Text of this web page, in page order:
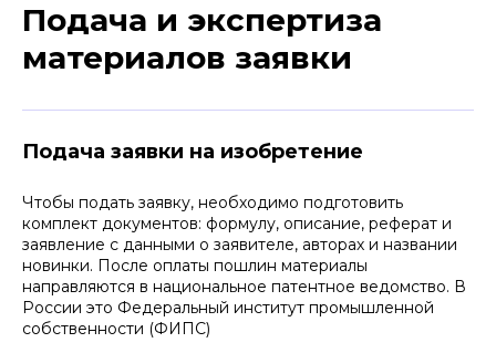
Подача и экспертиза
материалов заявки
Подача заявки на изобретение
Чтобы подать заявку, необходимо подготовить
комплект документов: формулу, описание, реферат и
заявление с данными о заявителе, авторах и названии
новинки. После оплаты пошлин материалы
направляются в национальное патентное ведомство. В
России это Федеральный институт промышленной
собственности (ФИПС)
Стратегия патентования
фармацевтических разработок
включает следующие этапы: